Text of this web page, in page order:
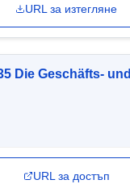
URL за изтегляне
Die Geschäfts- und
URL за достъп